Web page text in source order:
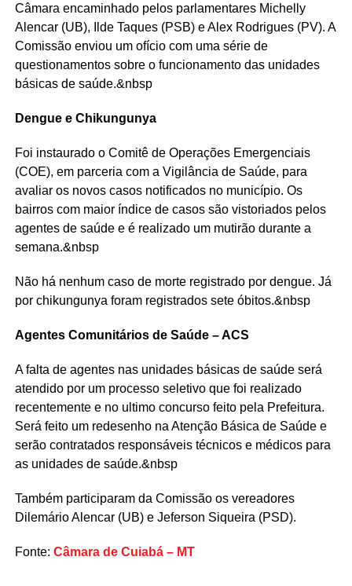
Câmara encaminhado pelos parlamentares Michelly
Alencar (UB), Ilde Taques (PSB) e Alex Rodrigues (PV). A
Comissão enviou um ofício com uma série de
questionamentos sobre o funcionamento das unidades
básicas de saúde.&nbsp
Dengue e Chikungunya
Foi instaurado o Comitê de Operações Emergenciais
(COE), em parceria com a Vigilância de Saúde, para
avaliar os novos casos notificados no município. Os
bairros com maior índice de casos são vistoriados pelos
agentes de saúde e é realizado um mutirão durante a
semana.&nbsp
Não há nenhum caso de morte registrado por dengue. Já
por chikungunya foram registrados sete óbitos.&nbsp
Agentes Comunitários de Saúde – ACS
A falta de agentes nas unidades básicas de saúde será
atendido por um processo seletivo que foi realizado
recentemente e no ultimo concurso feito pela Prefeitura.
Será feito um redesenho na Atenção Básica de Saúde e
serão contratados responsáveis técnicos e médicos para
as unidades de saúde.&nbsp
Também participaram da Comissão os vereadores
Dilemário Alencar (UB) e Jeferson Siqueira (PSD).
Fonte: Câmara de Cuiabá – MT